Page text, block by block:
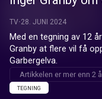
TV 28. JUNI 2024
Med en tegning av 12
Granby at flere vil få
Garbergelva.
Artikkelen er mer enn 2
TEGNING